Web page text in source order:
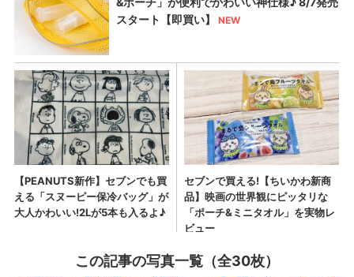
この記事の写真一覧（全30枚）